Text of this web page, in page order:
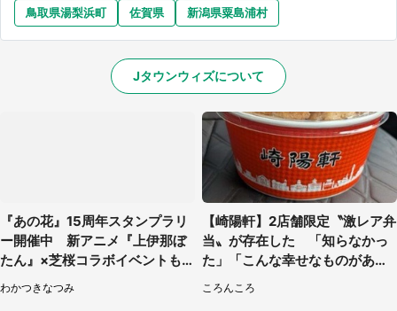
鳥取県湯梨浜町
佐賀県 新潟県粟島浦村
Jタウンウィズについて
『あの花』15周年スタンプラリ
ー開催中 新アニメ『上伊那ぼ
たん』×芝桜コラボイベントも...
せない【4／10～5／17】
わかつきなつみ
【崎陽軒】2店舗限定〝激レア弁
当〟が存在した 「知らなかっ
た」「こんな幸せなものがあっ
ころんころ